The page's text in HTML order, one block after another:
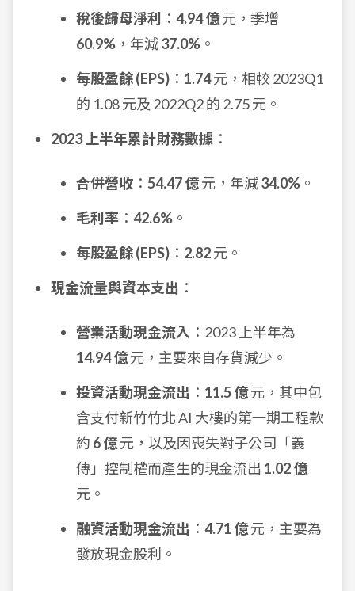
稅後歸母淨利
： 4.94 億元，季增
60.9% ，年減37.0% 。
每股盈餘 (EPS) ： 1.74元，相較 2023Q1
的 1.08 元及 2022Q2 的 2.75 元。
2023 上半年累計財務數據 ：
合併營收 ： 54.47 億元，年減34.0% 。
毛利率 ： 42.6% 。
每股盈餘 (EPS) ： 2.82元。
現金流量與資本支出 ：
營業活動現金流入 ：2023 上半年為
14.94 億元，主要來自存貨減少。
投資活動現金流出 ： 11.5 億元，其中包
含支付新竹竹北 AI 大樓的第一期工程款
約 6 億元，以及因喪失對子公司「義
傳」控制權而產生的現金流出 1.02 億
元。
融資活動現金流出 ： 4.71 億元，主要為
發放現金股利。